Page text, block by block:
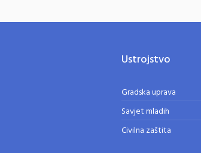
Ustrojstvo
Gradska uprava
Savjet mladih
Civilna zaštita